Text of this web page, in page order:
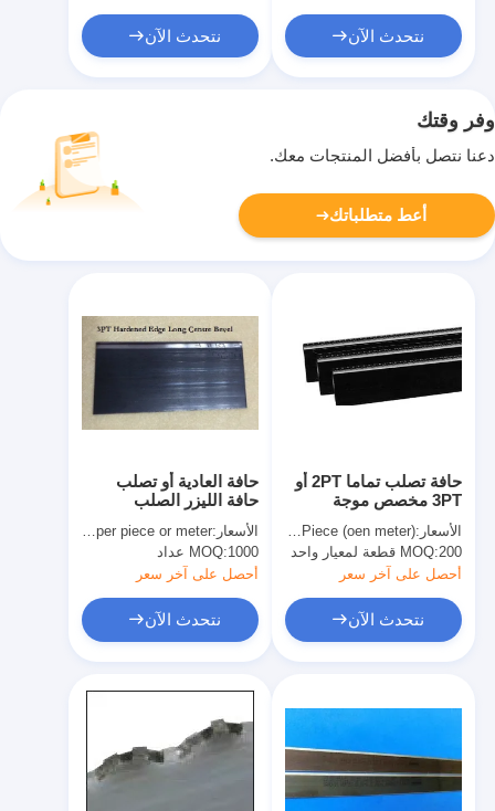
نتحدث الآن نتحدث الآن
وفر وقتك
دعنا نتصل بأفضل المنتجات معك.
أعط متطلباتك
حافة العادية أو تصلب
حافة الليزر الصلب
الكربوني القاعدة
1.07mm سمك 23.80mm
الطول
الأسعار:USD 0.3-1.0 per piece or meter
MOQ:1000 عداد
أحصل على آخر سعر
نتحدث الآن
حافة تصلب تماما 2PT أو
3PT مخصص موجة
الصلب قطع قاعدة
للصناعة Diemaking
الأسعار:USD 0.5-1.0 per Piece (oen meter)
MOQ:200 قطعة لمعيار واحد
أحصل على آخر سعر
نتحدث الآن